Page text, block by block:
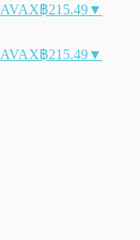
AVAX฿215.49▼
AVAX฿215.49▼